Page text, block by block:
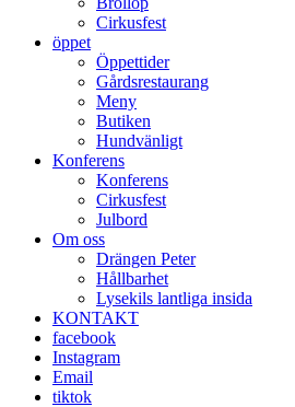
Cirkusfest
öppet
Öppettider
Gårdsrestaurang
Meny
Butiken
Hundvänligt
Konferens
Konferens
Cirkusfest
Julbord
Om oss
Drängen Peter
Hållbarhet
Lysekils lantliga insida
KONTAKT
facebook
Instagram
Email
tiktok